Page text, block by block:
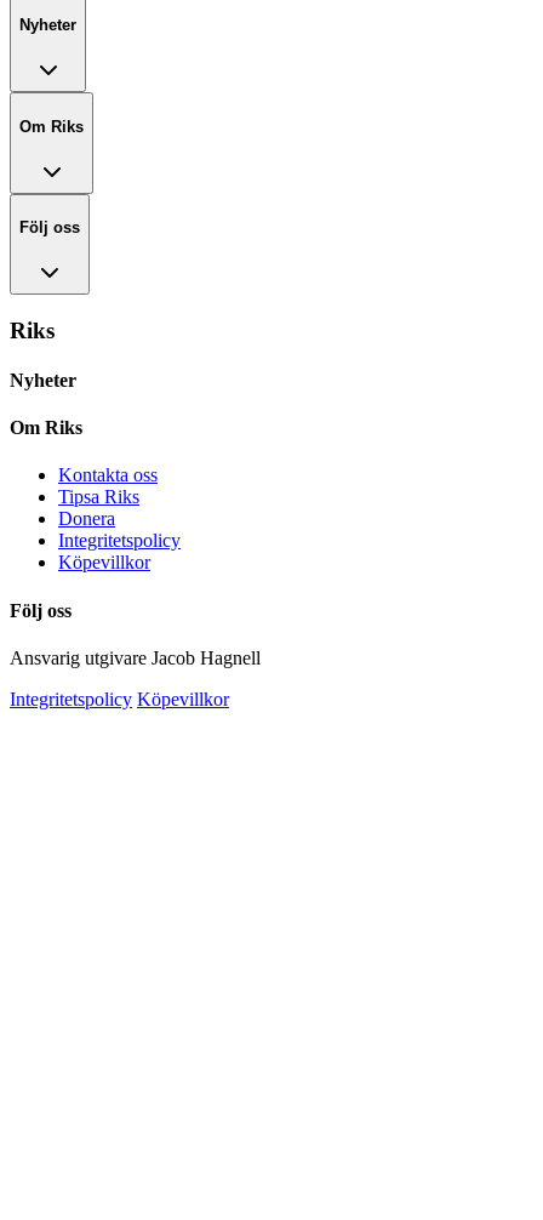
Nyheter
Om Riks
Följ oss
Riks
Nyheter
Om Riks
Kontakta oss
Tipsa Riks
Donera
Integritetspolicy
Köpevillkor
Följ oss
Ansvarig utgivare Jacob Hagnell
Integritetspolicy Köpevillkor